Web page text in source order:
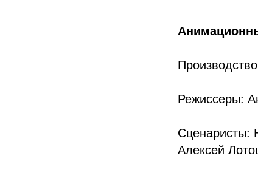
Режиссеры:
Сценаристы:
Алексей